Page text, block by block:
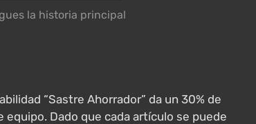
la historia principal
“Sastre Ahorrador” da un 30% de
Dado que cada artículo se puede